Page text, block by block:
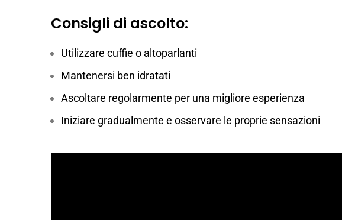
Consigli di ascolto:
Utilizzare cuffie o altoparlanti
Mantenersi ben idratati
Ascoltare regolarmente per una migliore esperienza
Iniziare gradualmente e osservare le proprie sensazioni